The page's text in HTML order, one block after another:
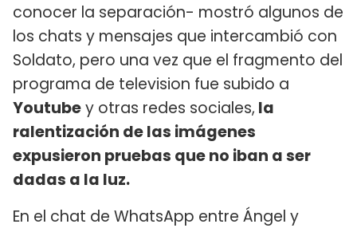
conocer la separación- mostró algunos de
los chats y mensajes que intercambió con
Soldato, pero una vez que el fragmento del
programa de television fue subido a
Youtubey otras redes sociales, la
ralentización de las imágenes
expusieron pruebas que no iban a ser
dadas a la luz.
En el chat de WhatsApp entre Ángel y